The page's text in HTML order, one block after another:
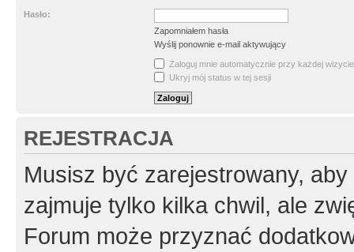
Hasło:
Zapomniałem hasła
Wyślij ponownie e-mail aktywujący
Zaloguj mnie automatycznie przy każdej wizycie
Ukryj mój status w tej sesji
REJESTRACJA
Musisz być zarejestrowany,
zajmuje tylko kilka chwil, ale
Forum może przyznać